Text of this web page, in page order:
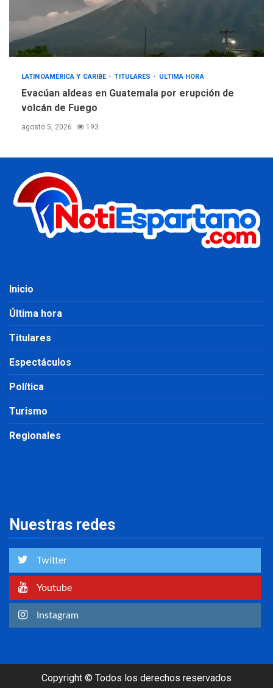
LATINOAMÉRICA Y CARIBE TITULARES ÚLTIMA HORA
Evacúan aldeas en Guatemala por erupción de
volcán de Fuego
agosto 5, 2026 193
Inicio
Última hora
Titulares
Espectáculos
Política
Turismo
Regionales
Nuestras redes
Twitter
Youtube
Instagram
Copyright © Todos los derechos reservados